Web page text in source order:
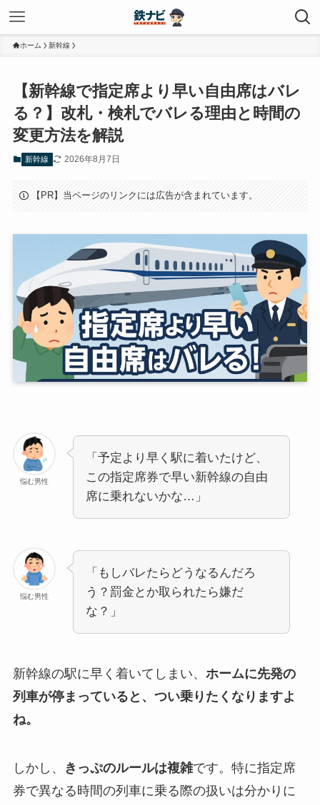
ホーム 新幹線
【新幹線で指定席より早い自由席はバレ
る？】改札・検札でバレる理由と時間の
変更方法を解説
新幹線 2026年8月7日
【PR】当ページのリンクには広告が含まれています。
悩む男性
「予定より早く駅に着いたけど、
この指定席券で早い新幹線の自由
席に乗れないかな…」
悩む男性
「もしバレたらどうなるんだろ
う？罰金とか取られたら嫌だ
な？」
新幹線の駅に早く着いてしまい、 ホームに先発の
列車が停まっていると、つい乗りたくなりますよ
ね。
しかし、 きっぷのルールは複雑です。特に指定席
券で異なる時間の列車に乗る際の扱いは分かりに